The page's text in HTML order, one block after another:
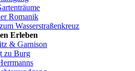
Romanik
Wasserstraßenkreuz
Erleben
& Garnison
zu Burg